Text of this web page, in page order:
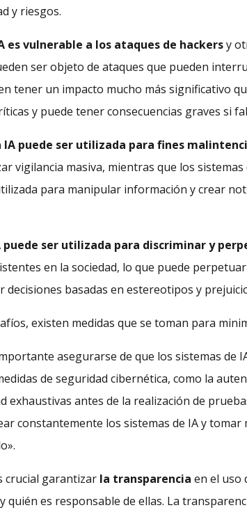
y riesgos.
es vulnerable a los ataques de hackersy
ser objeto de ataques que pueden
tener un impacto mucho más significativo
y puede tener consecuencias graves si
IA puede ser utilizada para fines
vigilancia masiva, mientras que los
para manipular información y crear
puede ser utilizada para discriminar y
en la sociedad, lo que puede
decisiones basadas en estereotipos y
existen medidas que se toman para
asegurarse de que los sistemas de
de seguridad cibernética, como la
exhaustivas antes de la realización de
constantemente los sistemas de IA y
crucial garantizar la transparencia en el uso
quién es responsable de ellas. La